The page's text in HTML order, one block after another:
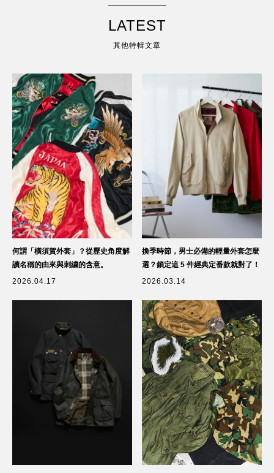
LATEST
其他特輯文章
何謂「橫須賀外套」？從歷史角度解
讀名稱的由來與刺繍的含意。
2026.04.17
換季時節，男士必備的輕量外套怎麼
選？鎖定這 5 件經典定番款就對了！
2026.03.14